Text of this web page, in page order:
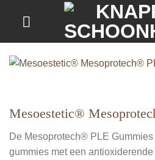
Mesoestetic®
De Mesoprotech® PLE
gummies met een